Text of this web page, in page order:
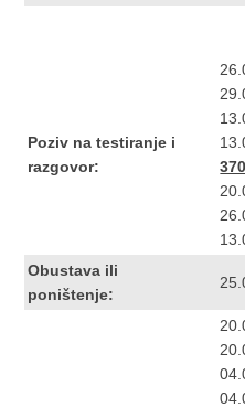
Poziv na testiranje i
razgovor:
Obustava ili
poništenje: